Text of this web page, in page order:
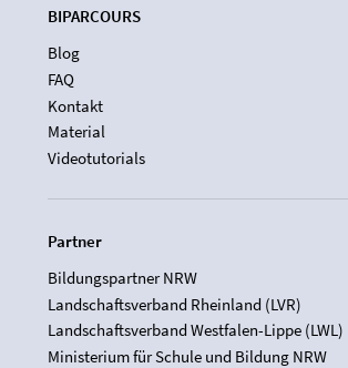
BIPARCOURS
Blog
FAQ
Kontakt
Material
Videotutorials
Partner
Bildungspartner NRW
Landschaftsverband Rheinland (LVR)
Landschaftsverband Westfalen-Lippe (LWL)
Ministerium für Schule und Bildung NRW